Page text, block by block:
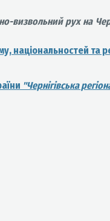
визвольний рух на
національностей та
"Чернігівська